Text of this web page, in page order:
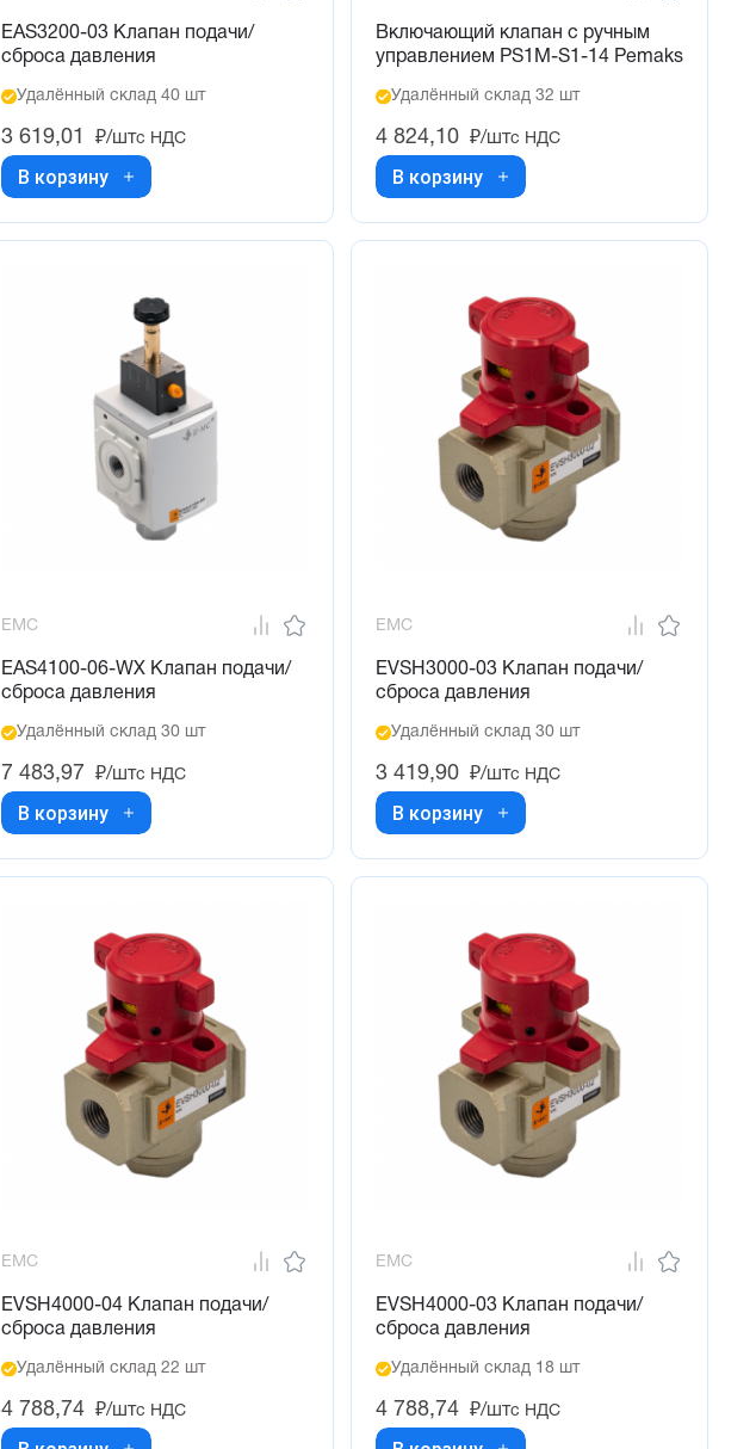
EAS3200-03 Клапан подачи/
сброса давления
Удалённый склад 40 шт
3 619,01 ₽/штс НДС
В корзину
Включающий клапан с ручным
управлением PS1M-S1-14 Pemaks
Удалённый склад 32 шт
4 824,10 ₽/штс НДС
В корзину
EMC
EAS4100-06-WX Клапан подачи/
сброса давления
Удалённый склад 30 шт
7 483,97 ₽/штс НДС
В корзину
EMC
EVSH3000-03 Клапан подачи/
сброса давления
Удалённый склад 30 шт
3 419,90 ₽/штс НДС
В корзину
EMC
EVSH4000-04 Клапан подачи/
сброса давления
Удалённый склад 22 шт
4 788,74 ₽/штс НДС
EMC
EVSH4000-03 Клапан подачи/
сброса давления
Удалённый склад 18 шт
4 788,74 ₽/штс НДС